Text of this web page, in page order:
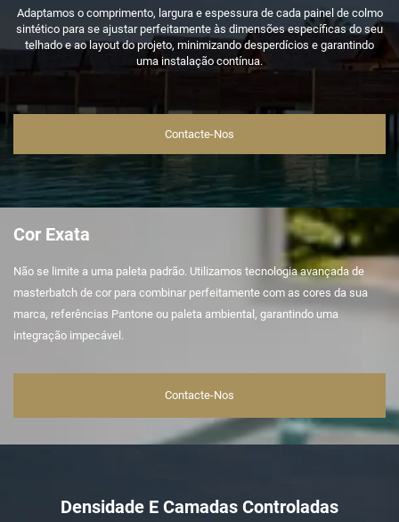
Adaptamos o comprimento, largura e espessura de cada painel de colmo
sintético para se ajustar perfeitamente às dimensões específicas do seu
telhado e ao layout do projeto, minimizando desperdícios e garantindo
uma instalação contínua.
Contacte-Nos
Cor Exata
Não se limite a uma paleta padrão. Utilizamos tecnologia avançada de
masterbatch de cor para combinar perfeitamente com as cores da sua
marca, referências Pantone ou paleta ambiental, garantindo uma
integração impecável.
Contacte-Nos
Densidade E Camadas Controladas